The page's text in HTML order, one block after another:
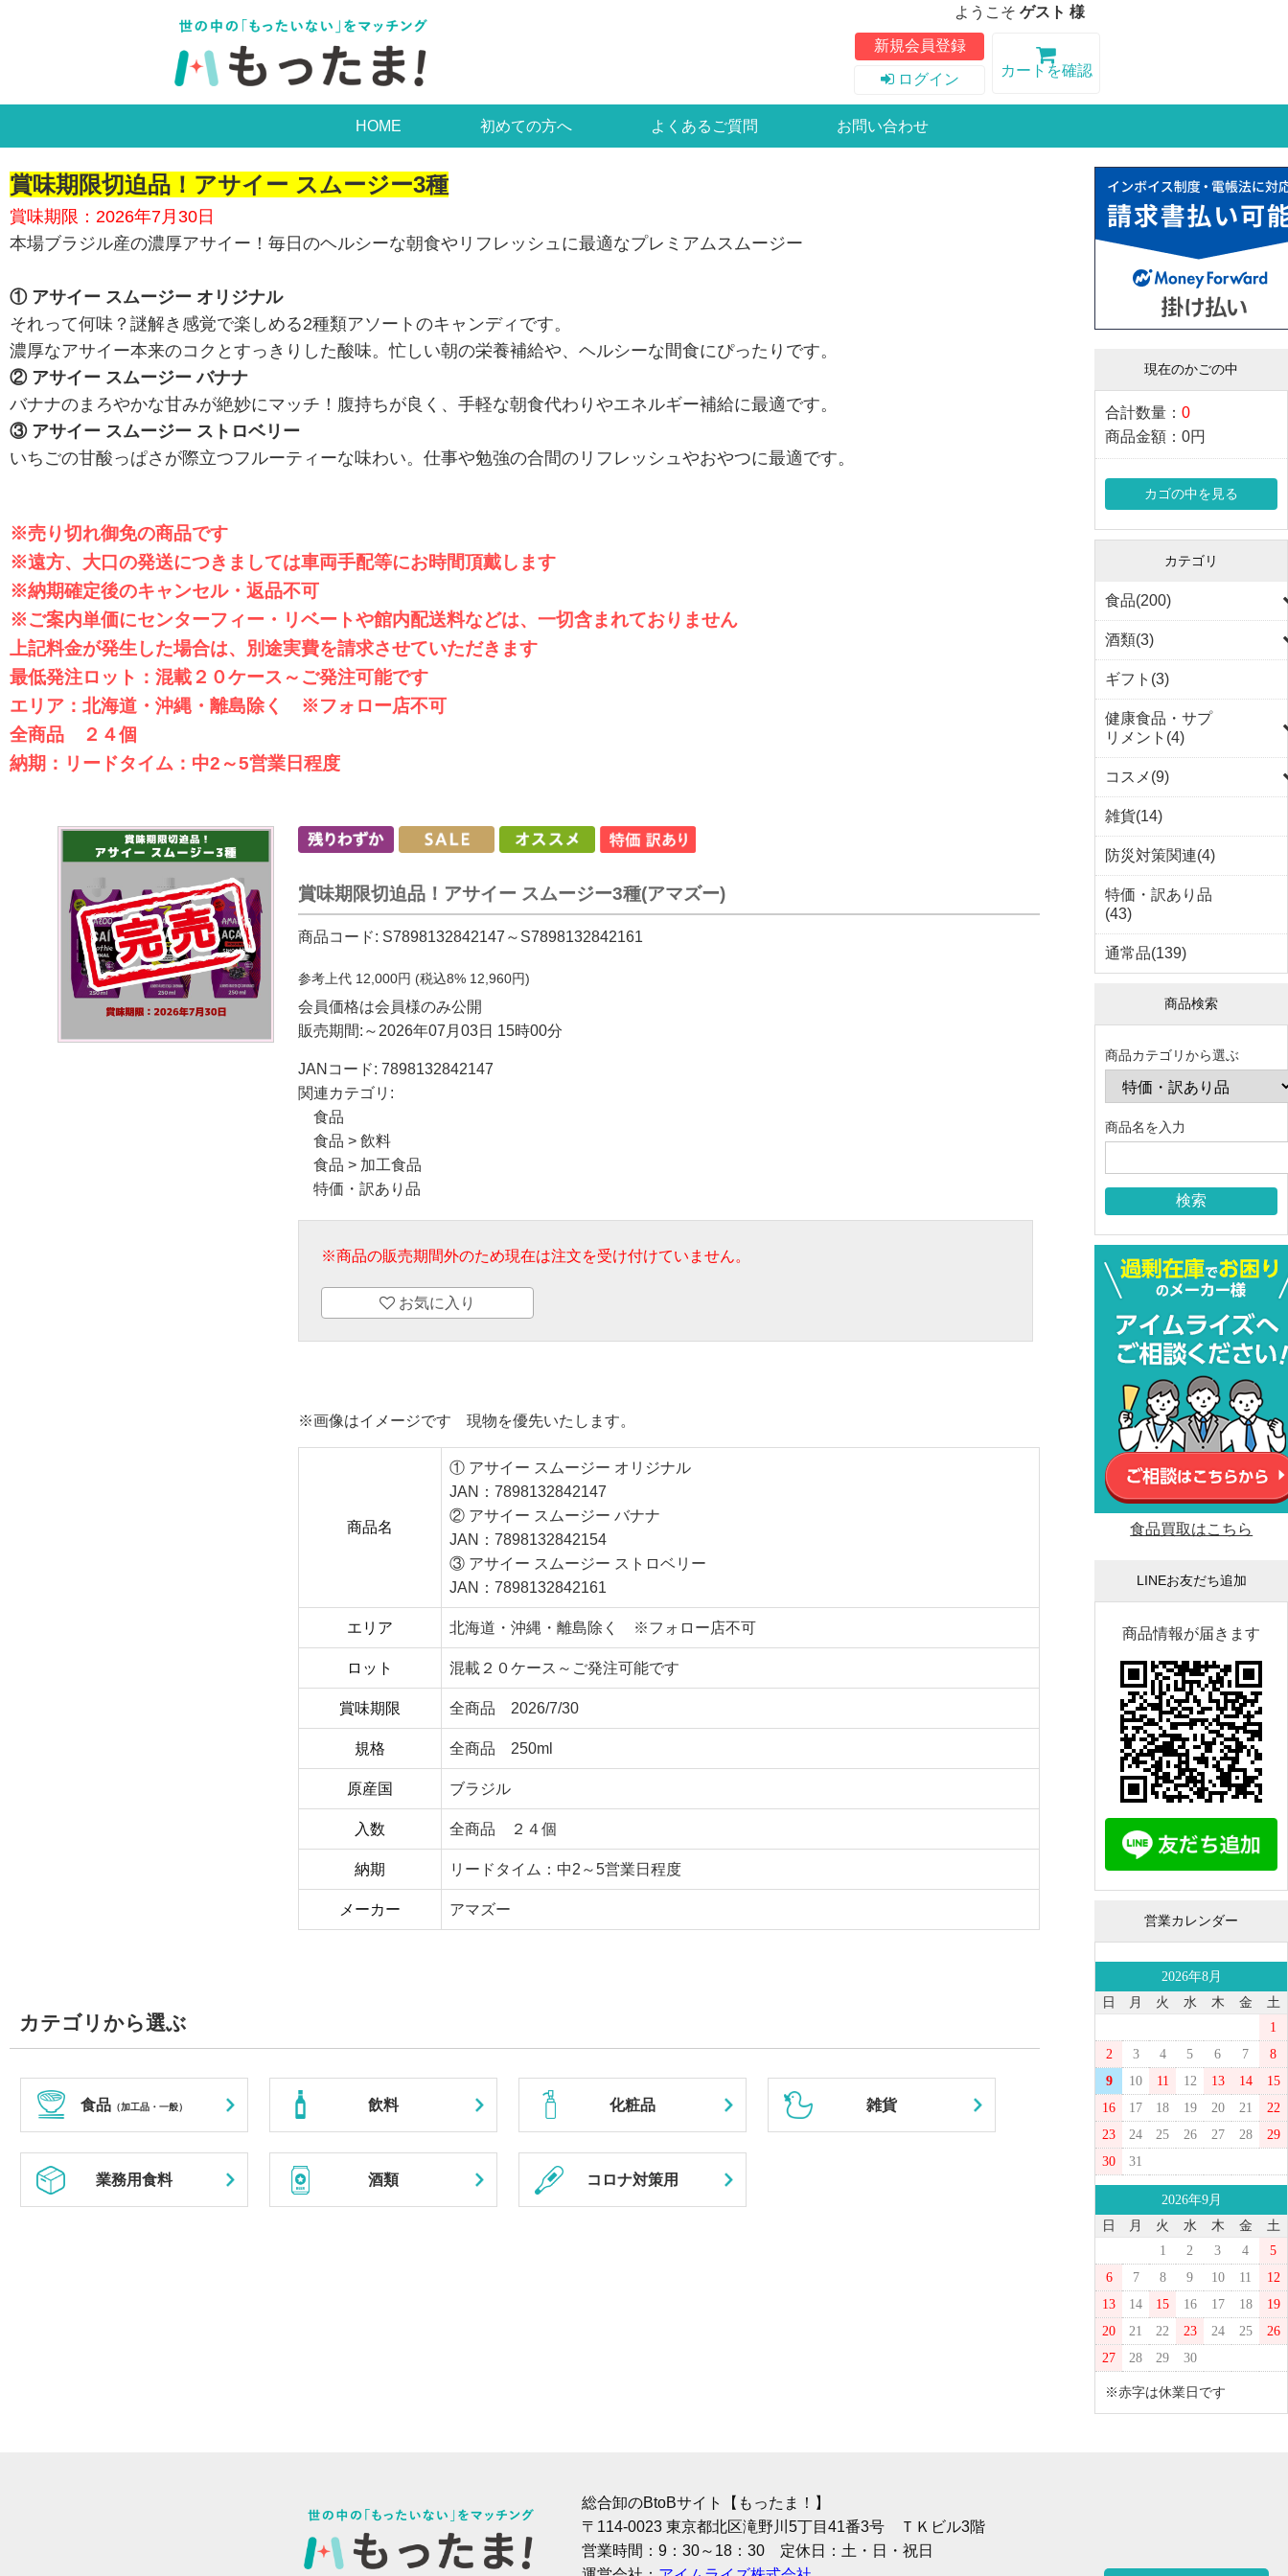
ようこそ ゲスト 様
新規会員登録
ログイン
カートを確認
HOME 初めての方へ よくあるご質問 お問い合わせ
賞味期限切迫品！アサイー スムージー3種
賞味期限：2026年7月30日
本場ブラジル産の濃厚アサイー！毎日のヘルシーな朝食やリフレッシュに最適なプレミアムスムージー
① アサイー スムージー オリジナル
それって何味？謎解き感覚で楽しめる2種類アソートのキャンディです。
濃厚なアサイー本来のコクとすっきりした酸味。忙しい朝の栄養補給や、ヘルシーな間食にぴったりです。
② アサイー スムージー バナナ
バナナのまろやかな甘みが絶妙にマッチ！腹持ちが良く、手軽な朝食代わりやエネルギー補給に最適です。
③ アサイー スムージー ストロベリー
いちごの甘酸っぱさが際立つフルーティーな味わい。仕事や勉強の合間のリフレッシュやおやつに最適です。
※売り切れ御免の商品です
※遠方、大口の発送につきましては車両手配等にお時間頂戴します
※納期確定後のキャンセル・返品不可
※ご案内単価にセンターフィー・リベートや館内配送料などは、一切含まれておりません
上記料金が発生した場合は、別途実費を請求させていただきます
最低発注ロット：混載２０ケース～ご発注可能です
エリア：北海道・沖縄・離島除く ※フォロー店不可
全商品 ２４個
納期：リードタイム：中2～5営業日程度
賞味期限切迫品！アサイー スムージー3種(アマズー)
商品コード: S7898132842147～S7898132842161
参考上代 12,000円 (税込8% 12,960円)
会員価格は会員様のみ公開
販売期間:～2026年07月03日 15時00分
JANコード: 7898132842147
関連カテゴリ:
食品
食品 >飲料
食品 > 加工食品
特価・訳あり品
※商品の販売期間外のため現在は注文を受け付けていません。
お気に入り
※画像はイメージです 現物を優先いたします。
商品名
① アサイー スムージー オリジナル
JAN：7898132842147
② アサイー スムージー バナナ
JAN：7898132842154
③ アサイー スムージー ストロベリー
JAN：7898132842161
エリア 北海道・沖縄・離島除く ※フォロー店不可
ロット 混載２０ケース～ご発注可能です
賞味期限 全商品 2026/7/30
規格 全商品 250ml
原産国 ブラジル
入数 全商品 ２４個
納期 リードタイム：中2～5営業日程度
メーカー アマズー
カテゴリから選ぶ
食品 （加工品・一般） 飲料 化粧品 雑貨
業務用食料 酒類 コロナ対策用
現在のかごの中
合計数量：0
商品金額：0円
カゴの中を見る
カテゴリ
食品(200)
酒類(3)
ギフト(3)
健康食品・サプ
リメント(4)
コスメ(9)
雑貨(14)
防災対策関連(4)
特価・訳あり品
(43)
通常品(139)
商品検索
商品カテゴリから選ぶ
商品名を入力
食品買取はこちら
LINEお友だち追加
商品情報が届きます
営業カレンダー
2026年8月
日
月 火 水 木 金
土
1
2
3 4 5 6 7
8
9
10 11 12 13 14
15
16
17 18 19 20 21
22
23
24 25 26 27 28
29
30
31
2026年9月
日
月 火 水 木 金
土
1
2 3 4
5
6
7 8 9 10 11
12
13
14 15 16 17 18
19
20
21 22 23 24 25
26
27
28 29 30
※赤字は休業日です
総合卸のBtoBサイト【もったま！】
〒114-0023 東京都北区滝野川5丁目41番3号 ＴＫビル3階
営業時間：9：30～18：30 定休日：土・日・祝日